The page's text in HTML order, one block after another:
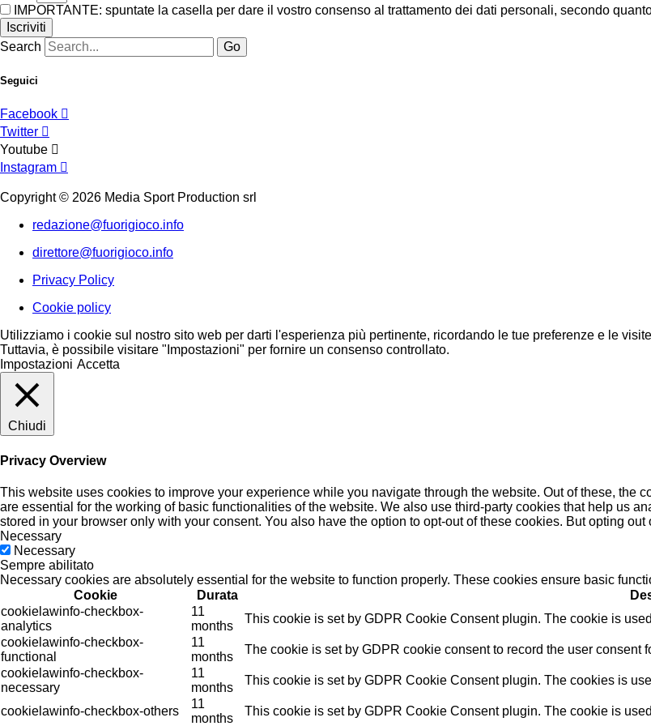
IMPORTANTE: spuntate la casella per dare il vostro consenso al trattamento dei dati personali, secondo
Iscriviti
Search
Go
Seguici
Facebook
Twitter
Youtube
Instagram
Copyright © 2026 Media Sport Production srl
redazione@fuorigioco.info
direttore@fuorigioco.info
Privacy Policy
Cookie policy
Utilizziamo i cookie sul nostro sito web per darti l'esperienza più pertinente, ricordando le tue preferenze e le
Tuttavia, è possibile visitare "Impostazioni" per fornire un consenso controllato.
Impostazioni Accetta
Chiudi
Privacy Overview
This website uses cookies to improve your experience while you navigate through the website. Out of these, the
are essential for the working of basic functionalities of the website. We also use third-party cookies that help us
stored in your browser only with your consent. You also have the option to opt-out of these cookies. But opting
Necessary
Necessary
Sempre abilitato
Necessary cookies are absolutely essential for the website to function properly. These cookies ensure basic
Cookie
Durata
cookielawinfo-checkbox-
analytics
11
months
This cookie is set by GDPR Cookie Consent plugin. The cookie is
cookielawinfo-checkbox-
functional
11
months
The cookie is set by GDPR cookie consent to record the user consent
cookielawinfo-checkbox-
necessary
11
months
This cookie is set by GDPR Cookie Consent plugin. The cookies is
cookielawinfo-checkbox-others
11
months
This cookie is set by GDPR Cookie Consent plugin. The cookie is